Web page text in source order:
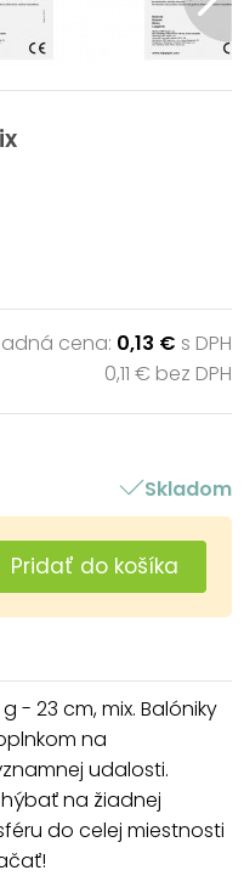
cena: 0,13 € s DPH
0,11 € bez DPH
Skladom
Pridať do košíka
- 23 cm, mix. Balóniky
na
udalosti.
na žiadnej
do celej miestnosti